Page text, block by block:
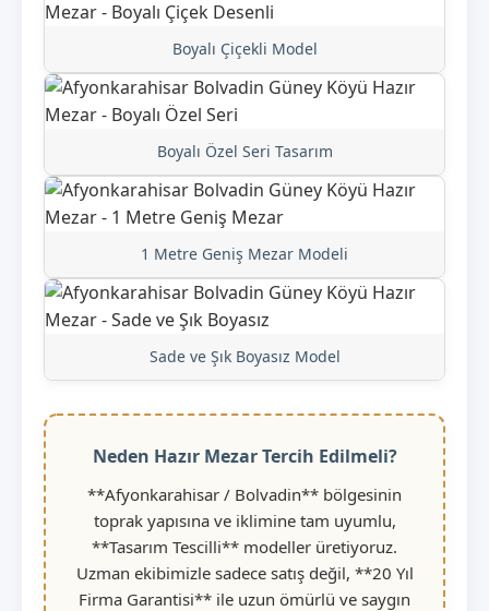
Boyalı Çiçekli Model
Boyalı Özel Seri Tasarım
1 Metre Geniş Mezar Modeli
Sade ve Şık Boyasız Model
Neden Hazır Mezar Tercih Edilmeli?
**Afyonkarahisar / Bolvadin** bölgesinin
toprak yapısına ve iklimine tam uyumlu,
**Tasarım Tescilli** modeller üretiyoruz.
Uzman ekibimizle sadece satış değil, **20 Yıl
Firma Garantisi** ile uzun ömürlü ve saygın